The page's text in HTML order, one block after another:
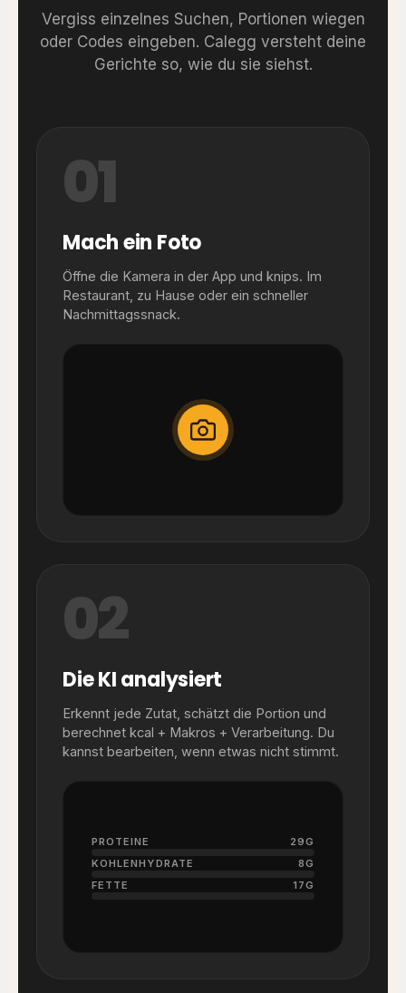
Vergiss einzelnes Suchen, Portionen wiegen
oder Codes eingeben. Calegg versteht deine
Gerichte so, wie du sie siehst.
01
Mach ein Foto
Öffne die Kamera in der App und knips. Im
Restaurant, zu Hause oder ein schneller
Nachmittagssnack.
02
Die KI analysiert
Erkennt jede Zutat, schätzt die Portion und
berechnet kcal + Makros + Verarbeitung. Du
kannst bearbeiten, wenn etwas nicht stimmt.
PROTEINE
29G
KOHLENHYDRATE
8G
FETTE
17G